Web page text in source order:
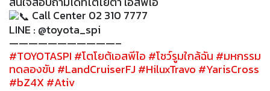
Call Center 02 310 7777
LINE : @toyota_spi
———————————–
#TOYOTASPI #โตโยต้เอสพีไอ #โชว์รูมใกล้ฉัน #มหกรรม
ทดลองขับ #LandCruiserFJ #HiluxTravo #YarisCross
#bZ4X#Ativ